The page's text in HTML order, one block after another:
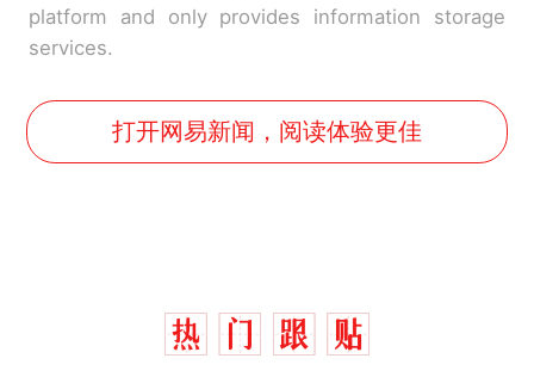
platform and only provides information storage
services.
打开网易新闻，阅读体验更佳